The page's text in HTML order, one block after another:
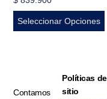
Seleccionar Opciones
Contamos
Políticas
sitio